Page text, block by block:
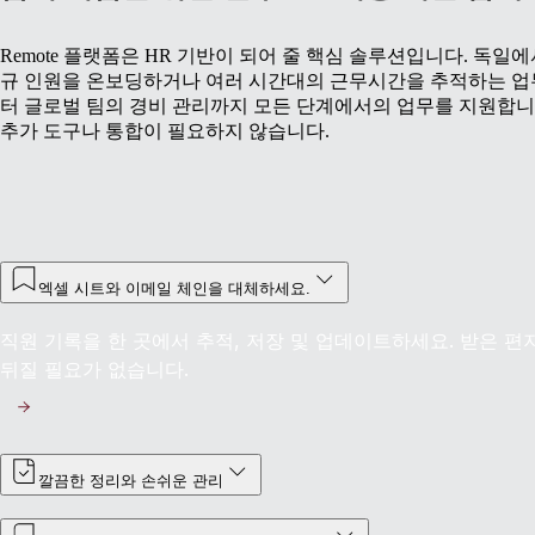
Remote 플랫폼은 HR 기반이 되어 줄 핵심 솔루션입니다. 독일에
규 인원을 온보딩하거나 여러 시간대의 근무시간을 추적하는 업
터 글로벌 팀의 경비 관리까지 모든 단계에서의 업무를 지원합
추가 도구나 통합이 필요하지 않습니다.
엑셀 시트와 이메일 체인을 대체하세요.
직원 기록을 한 곳에서 추적, 저장 및 업데이트하세요. 받은 편
뒤질 필요가 없습니다.
깔끔한 정리와 손쉬운 관리